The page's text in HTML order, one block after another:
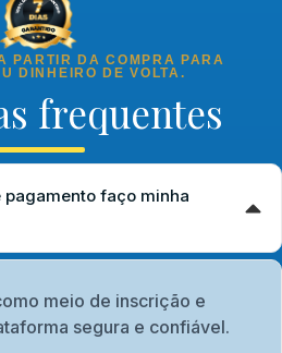
PARTIR DA COMPRA PARA
DINHEIRO DE VOLTA.
frequentes
faço minha
meio de inscrição e
segura e confiável.